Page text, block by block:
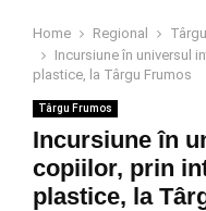
Home Regional
Incursiune în universul
plastice, la Târgu Frumos
Târgu Frumos
Incursiune în
copiilor, prin
plastice, la